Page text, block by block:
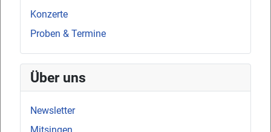
Konzerte
Proben & Termine
Über uns
Newsletter